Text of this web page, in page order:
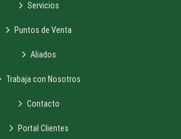
Servicios
Puntos de Venta
Aliados
Trabaja con Nosotros
Contacto
Portal Clientes